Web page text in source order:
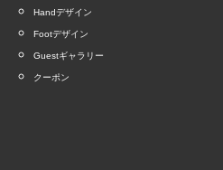
Handデザイン
Footデザイン
Guestギャラリー
クーポン